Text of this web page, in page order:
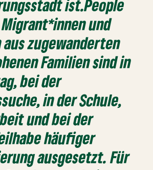
ist.People
und
aus zugewanderten
Familien sind in
bei der
in der Schule,
und bei der
häufiger
ausgesetzt. Für